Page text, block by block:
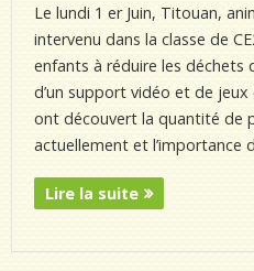
Le lundi 1 er Juin, Titouan,
intervenu dans la classe de
enfants à réduire les déchets
d’un support vidéo et de
ont découvert la quantité de
actuellement et l’importance
Lire la suite